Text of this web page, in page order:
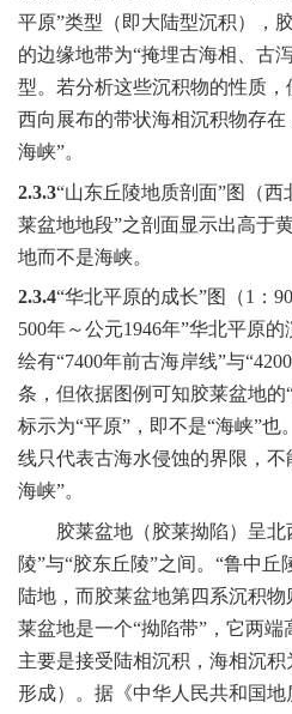
平原”类型（即大陆型沉积），
的边缘地带为“掩埋古海相、古
型。若分析这些沉积物的性质
西向展布的带状海相沉积物存
海峡”。
2.3.3“山东丘陵地质剖面”图（
莱盆地地段”之剖面显示出高于
地而不是海峡。
2.3.4“华北平原的成长”图（1 ：
500年～公元1946年”华北平原
绘有“7400年前古海岸线”与“4200
条，但依据图例可知胶莱盆地的
标示为“平原”，即不是“海峡”
线只代表古海水侵蚀的界限，
海峡”。
胶莱盆地（胶莱拗陷）呈北
陵”与“胶东丘陵”之间。“鲁中丘
陆地，而胶莱盆地第四系沉积
莱盆地是一个“拗陷带”，它两
主要是接受陆相沉积，海相沉
形成）。据《中华人民共和国地